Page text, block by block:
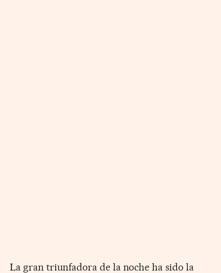
La gran triunfadora de la noche ha sido la